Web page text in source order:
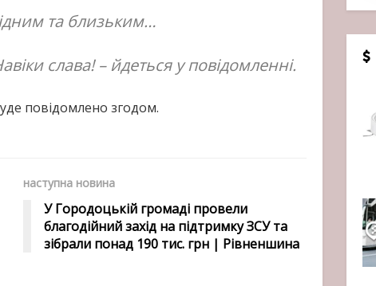
та близьким…
слава! – йдеться у повідомленні.
повідомлено згодом.
наступна новина
У Городоцькій громаді провели
благодійний захід на підтримку ЗСУ та
зібрали понад 190 тис. грн | Рівненшина